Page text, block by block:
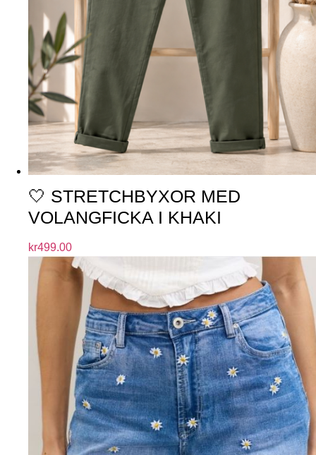
🤍 STRETCHBYXOR MED
VOLANGFICKA I KHAKI
kr499.00